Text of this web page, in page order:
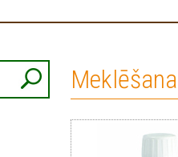
Meklēšana